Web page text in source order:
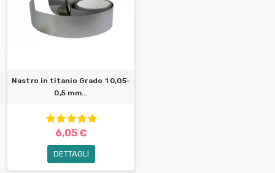
Nastro in titanio Grado 1 0,05-
0,5 mm...
6,05 €
DETTAGLI